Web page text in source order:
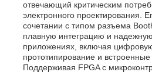
Микросхема памяти
обломок eeprom
отвечающий критическим
электронного проектирования.
сочетании с типом разъема
плавную интеграцию и
приложениях, включая
прототипирование и встроенные
Поддерживая FPGA с